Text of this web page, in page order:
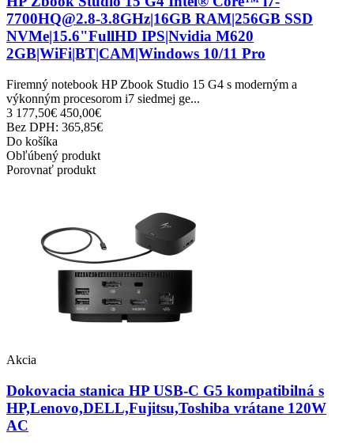
7700HQ@2.8-3.8GHz|16GB RAM|256GB SSD
NVMe|15.6"FullHD IPS|Nvidia M620
2GB|WiFi|BT|CAM|Windows 10/11 Pro
Firemný notebook HP Zbook Studio 15 G4 s moderným a
výkonným procesorom i7 siedmej ge...
3 177,50€ 450,00€
Bez DPH: 365,85€
Do košíka
Obľúbený produkt
Porovnať produkt
Akcia
Dokovacia stanica HP USB-C G5 kompatibilná s
HP,Lenovo,DELL,Fujitsu,Toshiba vrátane 120W
AC